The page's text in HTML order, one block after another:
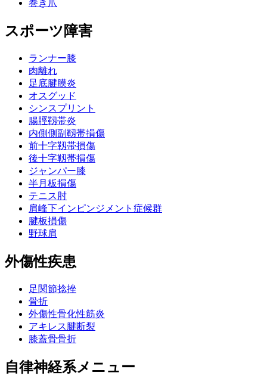
巻き爪
スポーツ障害
ランナー膝
肉離れ
足底腱膜炎
オスグッド
シンスプリント
腸脛靱帯炎
内側側副靱帯損傷
前十字靱帯損傷
後十字靱帯損傷
ジャンパー膝
半月板損傷
テニス肘
肩峰下インピンジメント症候群
腱板損傷
野球肩
外傷性疾患
足関節捻挫
骨折
外傷性骨化性筋炎
アキレス腱断裂
膝蓋骨骨折
自律神経系メニュー